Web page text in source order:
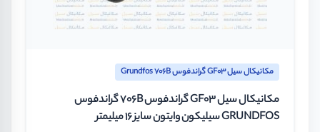
مکانیکال سیل GF03 گراندفوس Grundfos 706B
مکانیکال سیل GF03 گراندفوس 706B گراندفوس
GRUNDFOS سیلیکون وایتون سایز 16 میلیمتر